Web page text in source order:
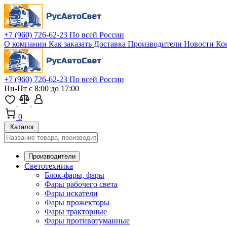
+7 (960) 726-62-23 По всей России
О компании Как заказать Доставка Производители Новости
+7 (960) 726-62-23 По всей России
Пн-Пт с 8:00 до 17:00
0
Каталог
Производители
Светотехника
Блок-фары, фары
Фары рабочего света
Фары искатели
Фары прожекторы
Фары тракторные
Фары противотуманные